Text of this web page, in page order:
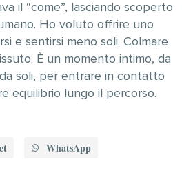
il “come”, lasciando scoperto
Ho voluto offrire uno
e sentirsi meno soli. Colmare
È un momento intimo, da
soli, per entrare in contatto
equilibrio lungo il percorso.
WhatsApp